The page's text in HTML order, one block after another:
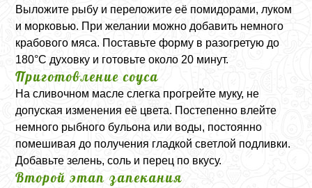
Выложите рыбу и переложите её помидорами, луком
и морковью. При желании можно добавить немного
крабового мяса. Поставьте форму в разогретую до
180°C духовку и готовьте около 20 минут.
Приготовление соуса
На сливочном масле слегка прогрейте муку, не
допуская изменения её цвета. Постепенно влейте
немного рыбного бульона или воды, постоянно
помешивая до получения гладкой светлой подливки.
Добавьте зелень, соль и перец по вкусу.
Второй этап запекания